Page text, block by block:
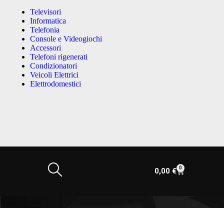
Televisori
Informatica
Telefonia
Console e Videogiochi
Accessori
Telefoni rigenerati
Condizionatori
Veicoli Elettrici
Elettrodomestici
0,00 € 0